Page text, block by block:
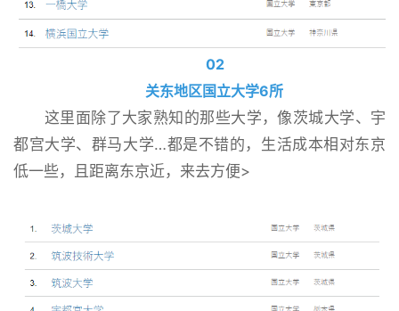
02
关东地区国立大学6所
这里面除了大家熟知的那些大学，像茨城大学、宇
都宫大学、群马大学…都是不错的，生活成本相对东京
低一些，且距离东京近，来去方便>